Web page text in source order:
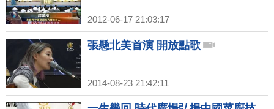
2012-06-17 21:03:17
張懸北美首演 開放點歌
2014-08-23 21:42:11